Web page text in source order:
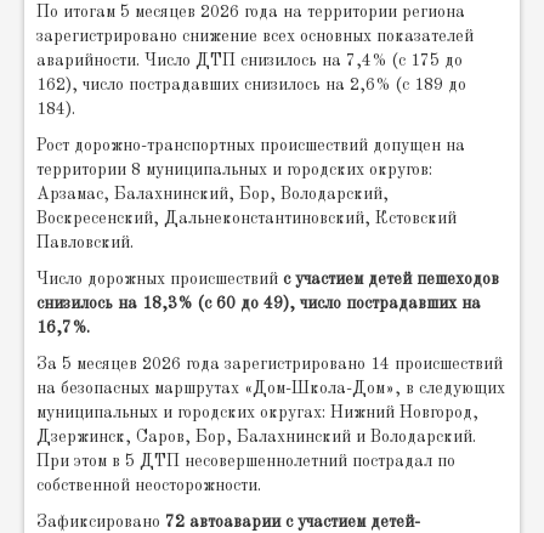
По итогам 5 месяцев 2026 года на территории региона
зарегистрировано снижение всех основных показателей
аварийности. Число ДТП снизилось на 7,4% (с 175 до
162), число пострадавших снизилось на 2,6% (с 189 до
184).
Рост дорожно-транспортных происшествий допущен на
территории 8 муниципальных и городских округов:
Арзамас, Балахнинский, Бор, Володарский,
Воскресенский, Дальнеконстантиновский, Кстовский
Павловский.
Число дорожных происшествий с участием детей пешеходов
снизилось на 18,3% (с 60 до 49), число пострадавших на
16,7%.
За 5 месяцев 2026 года зарегистрировано 14 происшествий
на безопасных маршрутах «Дом-Школа-Дом», в следующих
муниципальных и городских округах: Нижний Новгород,
Дзержинск, Саров, Бор, Балахнинский и Володарский.
При этом в 5 ДТП несовершеннолетний пострадал по
собственной неосторожности.
Зафиксировано 72 автоаварии с участием детей-